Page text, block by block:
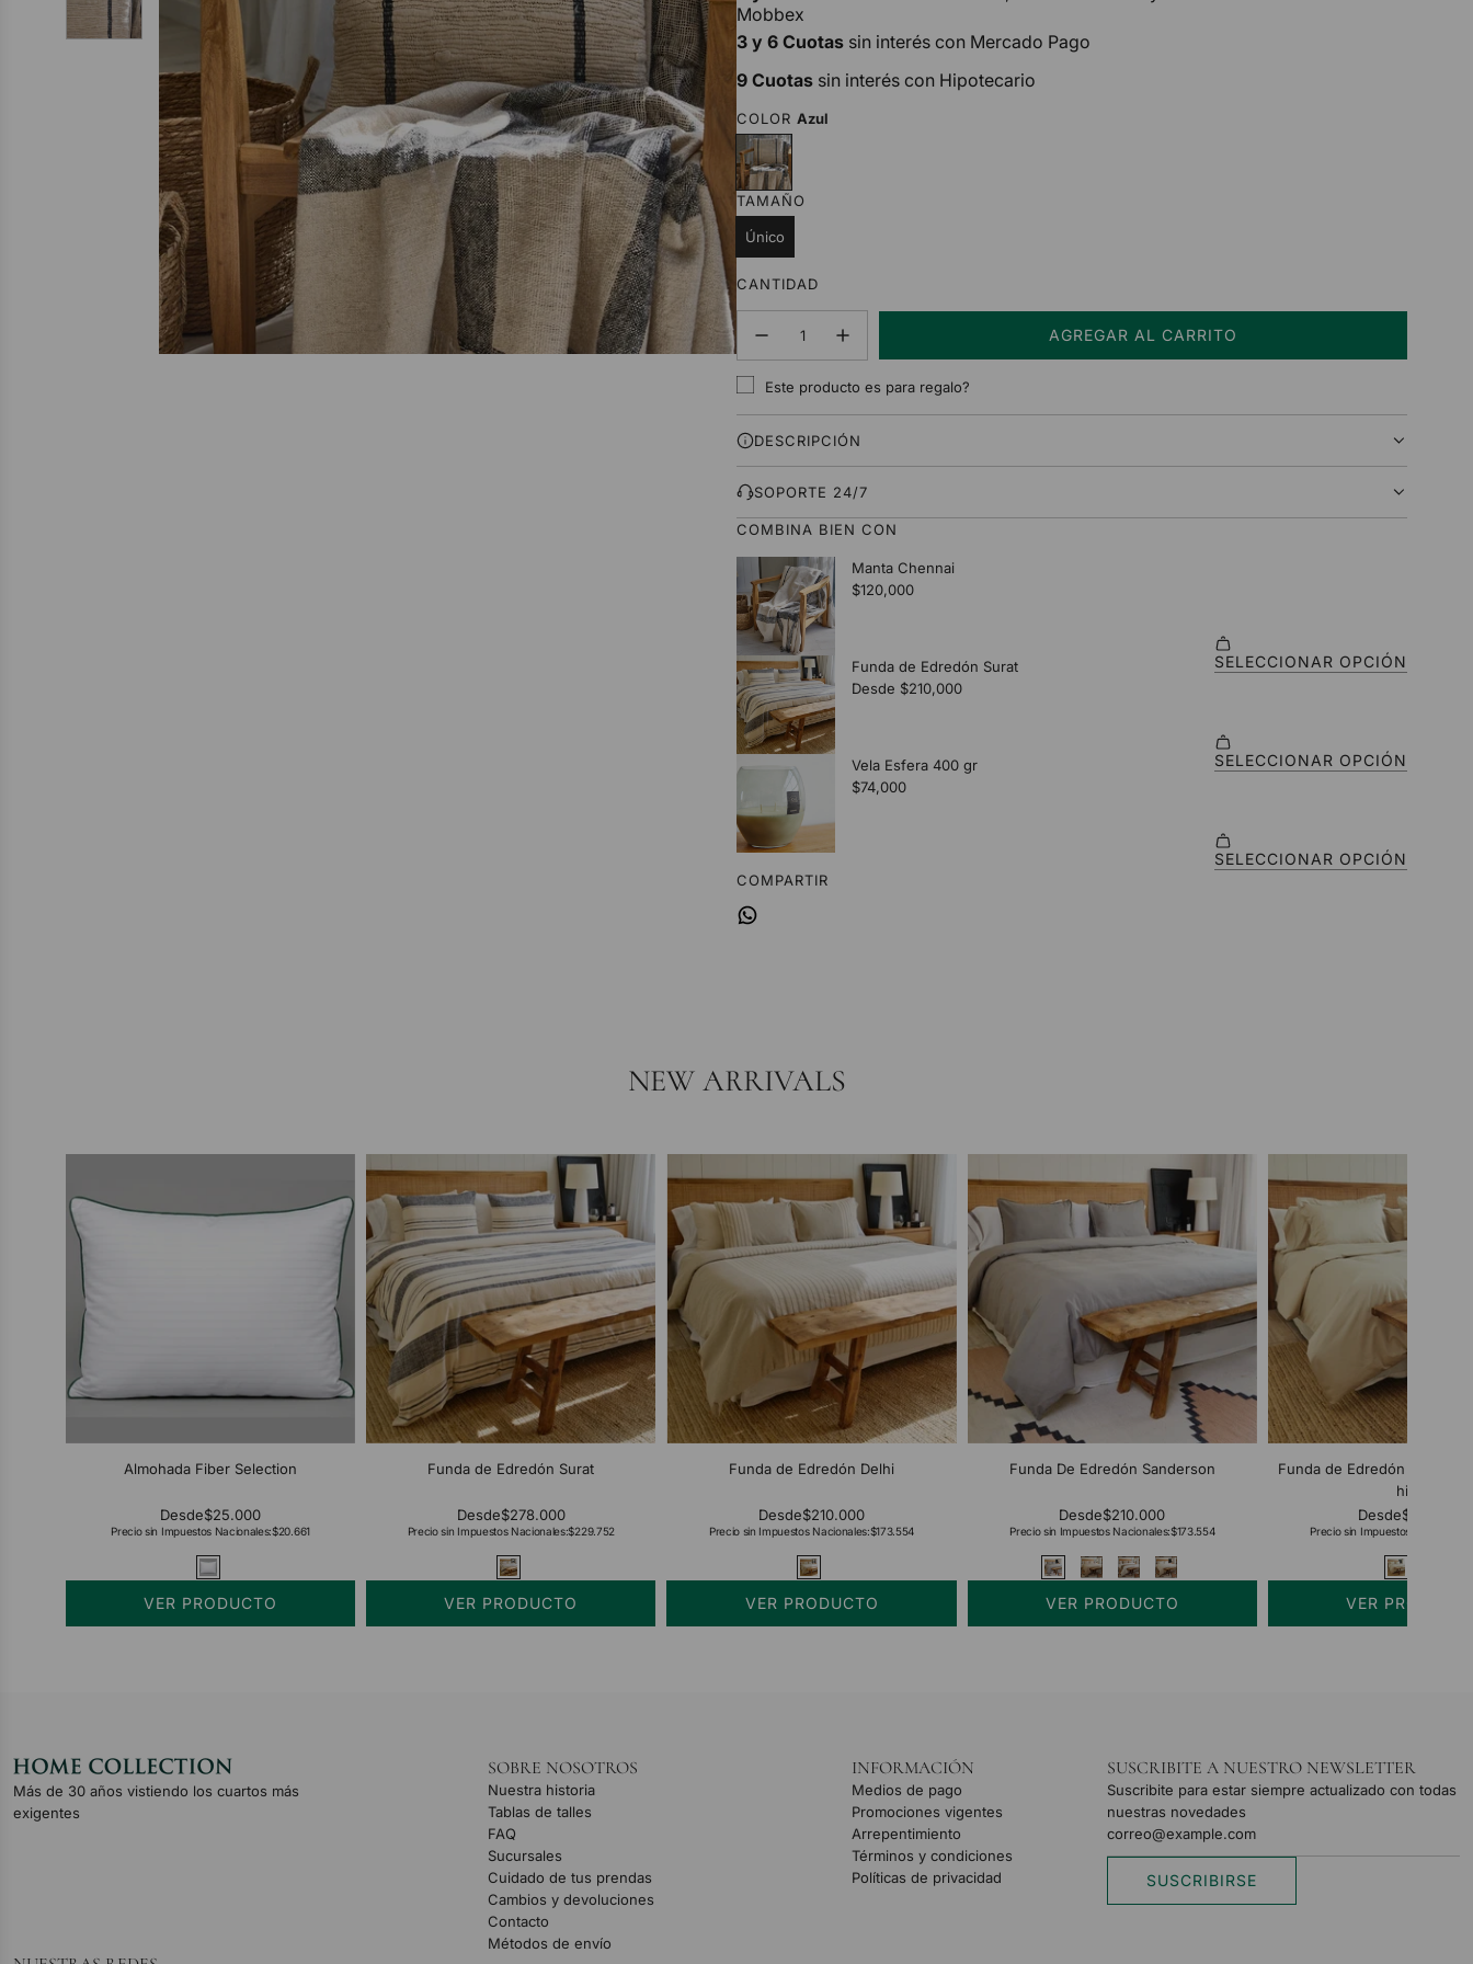
Mobbex
3 y 6 Cuotas sin interés con Mercado Pago
9 Cuotas sin interés con Hipotecario
COLOR Azul
A
z
u
l
TAMAÑO
Único
CANTIDAD
AGREGAR AL CARRITO
C
G
N
O
Este producto es para regalo?
DESCRIPCIÓN
SOPORTE 24/7
COMBINA BIEN CON
COMPARTIR
NEW ARRIVALS
Almohada Fiber Selection
Desde$25.000
Precio sin Impuestos Nacionales:$20.661
VER PRODUCTO
Funda de Edredón Surat
Desde$278.000
Precio sin Impuestos Nacionales:$229.752
VER PRODUCTO
Funda de Edredón Delhi
Desde$210.000
Precio sin Impuestos Nacionales:$173.554
VER PRODUCTO
Funda De Edredón Sanderson
Desde$210.000
Precio sin Impuestos Nacionales:$173.554
VER PRODUCTO
Funda de Edredón Bamboo
hilos
Desde$254.000
Precio sin Impuestos Nacionales:
VER
Más de 30 años vistiendo los cuartos más
exigentes
SOBRE NOSOTROS
Nuestra historia
Tablas de talles
FAQ
Sucursales
Cuidado de tus prendas
Cambios y devoluciones
Contacto
Métodos de envío
INFORMACIÓN
Medios de pago
Promociones vigentes
Arrepentimiento
Términos y condiciones
Políticas de privacidad
SUSCRIBITE A NUESTRO NEWSLETTER
Suscribite para estar siempre actualizado con todas
nuestras novedades
SUSCRIBIRSE